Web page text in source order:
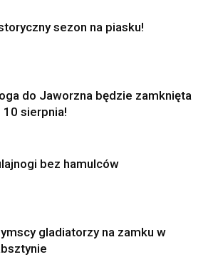
sezon na piasku!
do Jaworzna będzie zamknięta
10 sierpnia!
bez hamulców
gladiatorzy na zamku w